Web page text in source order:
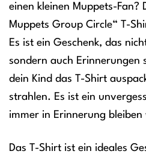
einen kleinen Muppets-Fan?
Muppets Group Circle“ T-
Es ist ein Geschenk, das
sondern auch
dein Kind das T-Shirt
strahlen. Es ist ein
immer in Erinnerung bleiben
Das T-Shirt ist ein ideales